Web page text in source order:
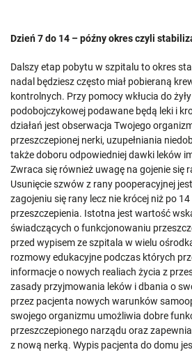
Dzień 7 do 14 – późny okres czyli
Dalszy etap pobytu w szpitalu to okres
nadal będziesz często miał pobieraną
kontrolnych. Przy pomocy wkłucia do
podobojczykowej podawane będą leki i
działań jest obserwacja Twojego
przeszczepionej nerki, uzupełniania
także doboru odpowiedniej dawki leków
Zwraca się również uwagę na gojenie się
Usunięcie szwów z rany pooperacyjnej
zagojeniu się rany lecz nie krócej niż po
przeszczepienia. Istotna jest wartość
świadczących o funkcjonowaniu
przed wypisem ze szpitala w wielu
rozmowy edukacyjne podczas których
informacje o nowych realiach życia z
zasady przyjmowania leków i dbania o
przez pacjenta nowych warunków
swojego organizmu umożliwia dobre
przeszczepionego narządu oraz
z nową nerką. Wypis pacjenta do domu